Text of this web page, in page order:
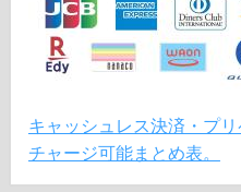
キャッシュレス決済・プ
チャージ可能まとめ表。